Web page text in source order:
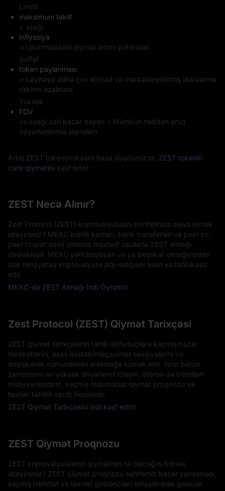
Limitli
maksimum təklif
+ aşağı
inflyasiya
= Uzunmüddətli qiymət artımı potensialı.
Şəffaf
token paylanması
= Layihəyə daha çox etimad və mərkəzləşdirilmiş idarəetmə
riskinin azalması.
Yüksək
FDV
və aşağı cari bazar dəyəri = Mümkün həddən artıq
dəyərləndirmə siqnalları.
Artıq ZEST tokenomikasını başa düşdünüzsə, ZEST tokenin
canlı qiymətini kəşf edin!
ZEST Necə Alınır?
Zest Protocol (ZEST) kriptovalyutasını portfelinizə əlavə etmək
istəyirsiniz? MEXC kredit kartları, bank transferləri və peer-to-
peer ticarət daxil olmaqla müxtəlif üsullarla ZEST almağı
dəstəkləyir. MEXC yeni başlayan və ya peşəkar olmağınızdan
asılı olmayaraq kriptovalyuta alqı-satqısını asan və təhlükəsiz
edir.
MEXC-də ZEST Almağı İndi Öyrənin!
Zest Protocol (ZEST) Qiymət Tarixçəsi
ZEST qiymət tarixçəsinin təhlili istifadəçilərə keçmiş bazar
hərəkətlərini, əsas dəstək/müqavimət səviyyələrini və
dəyişkənlik nümunələrini anlamağa kömək edir. İstər bütün
zamanların ən yüksək dəyərlərini izləyin, istərsə də trendləri
müəyyənləşdirin, keçmiş məlumatlar qiymət proqnozu və
texniki təhlilin vacib hissəsidir.
ZEST Qiymət Tarixçəsini indi kəşf edin!
ZEST Qiymət Proqnozu
ZEST kriptovalyutasının qiymətinin nə olacağını bilmək
istəyirsiniz? ZEST qiymət proqnozu səhifəmiz bazar yanaşması,
keçmiş trendlər və texniki göstəriciləri birləşdirərək gələcək